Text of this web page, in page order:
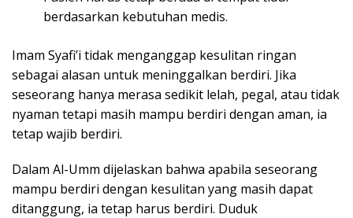
berdasarkan kebutuhan medis.
Imam Syafi’i tidak menganggap kesulitan ringan
sebagai alasan untuk meninggalkan berdiri. Jika
seseorang hanya merasa sedikit lelah, pegal, atau tidak
nyaman tetapi masih mampu berdiri dengan aman, ia
tetap wajib berdiri.
Dalam Al-Umm dijelaskan bahwa apabila seseorang
mampu berdiri dengan kesulitan yang masih dapat
ditanggung, ia tetap harus berdiri. Duduk